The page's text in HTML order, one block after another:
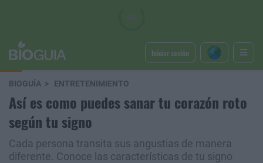
Iniciar sesión
BIOGUÍA ENTRETENIMIENTO
Así es como puedes sanar tu corazón roto
según tu signo
Cada persona transita sus angustias de manera
diferente. Conoce las características de tu signo